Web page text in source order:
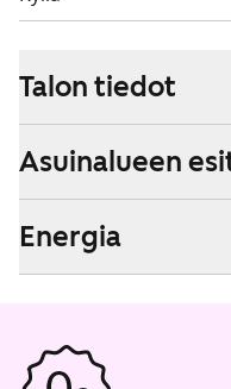
Talon tiedot
Asuinalueen
Energia